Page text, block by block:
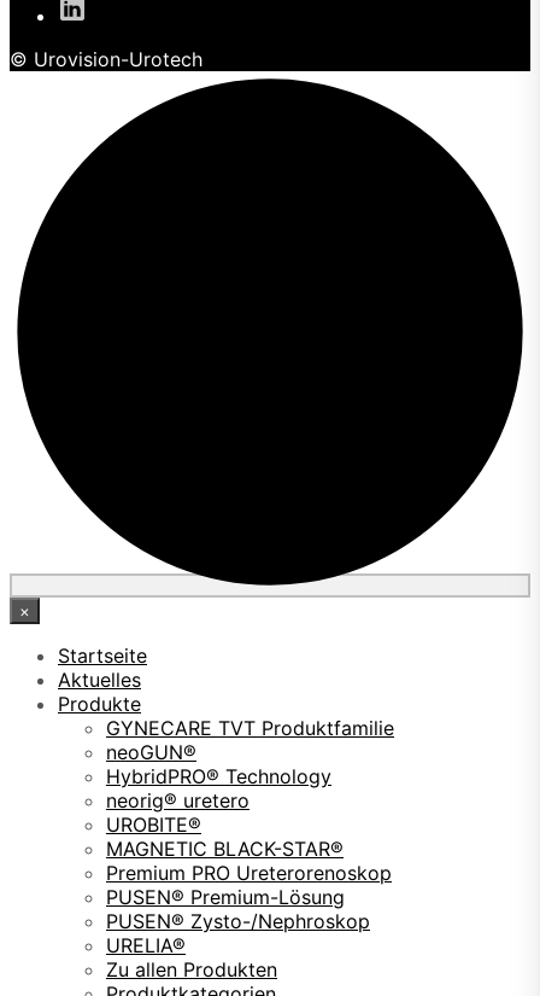
© Urovision-Urotech
×
Startseite
Aktuelles
Produkte
GYNECARE TVT Produktfamilie
neoGUN®
HybridPRO® Technology
neorig® uretero
UROBITE®
MAGNETIC BLACK-STAR®
Premium PRO Ureterorenoskop
PUSEN® Premium-Lösung
PUSEN® Zysto-/Nephroskop
URELIA®
Zu allen Produkten